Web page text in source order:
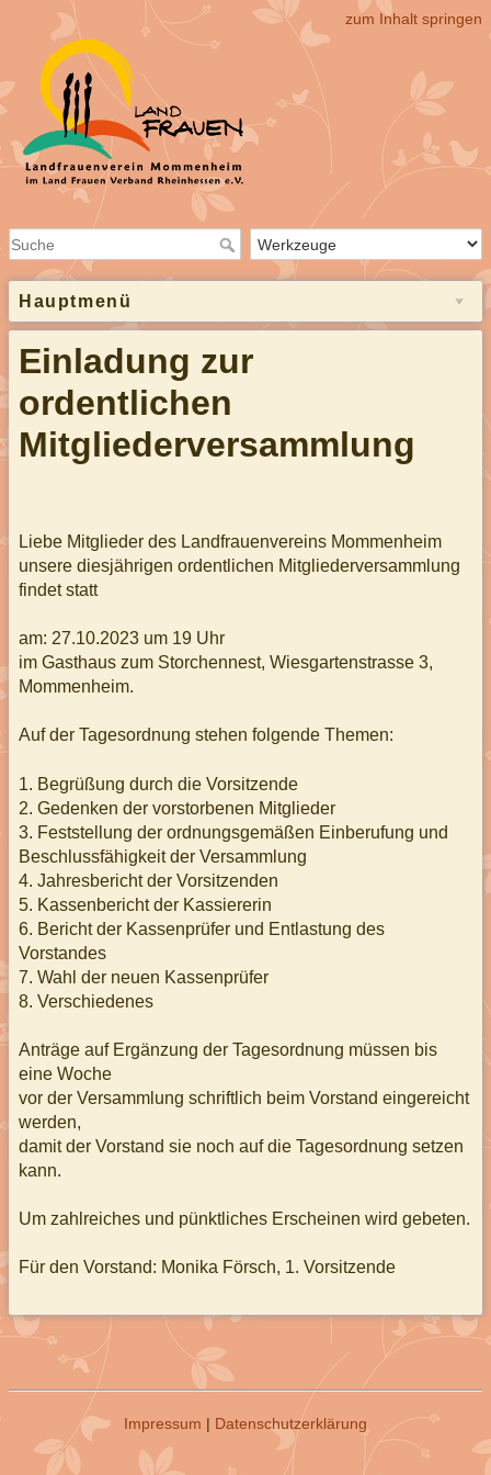
zum Inhalt springen
Hauptmenü
Einladung zur
ordentlichen
Mitgliederversammlung
Liebe Mitglieder des Landfrauenvereins Mommenheim
unsere diesjährigen ordentlichen Mitgliederversammlung
findet statt
am: 27.10.2023 um 19 Uhr
im Gasthaus zum Storchennest, Wiesgartenstrasse 3,
Mommenheim.
Auf der Tagesordnung stehen folgende Themen:
1. Begrüßung durch die Vorsitzende
2. Gedenken der vorstorbenen Mitglieder
3. Feststellung der ordnungsgemäßen Einberufung und
Beschlussfähigkeit der Versammlung
4. Jahresbericht der Vorsitzenden
5. Kassenbericht der Kassiererin
6. Bericht der Kassenprüfer und Entlastung des
Vorstandes
7. Wahl der neuen Kassenprüfer
8. Verschiedenes
Anträge auf Ergänzung der Tagesordnung müssen bis
eine Woche
vor der Versammlung schriftlich beim Vorstand eingereicht
werden,
damit der Vorstand sie noch auf die Tagesordnung setzen
kann.
Um zahlreiches und pünktliches Erscheinen wird gebeten.
Für den Vorstand: Monika Försch, 1. Vorsitzende
Impressum | Datenschutzerklärung